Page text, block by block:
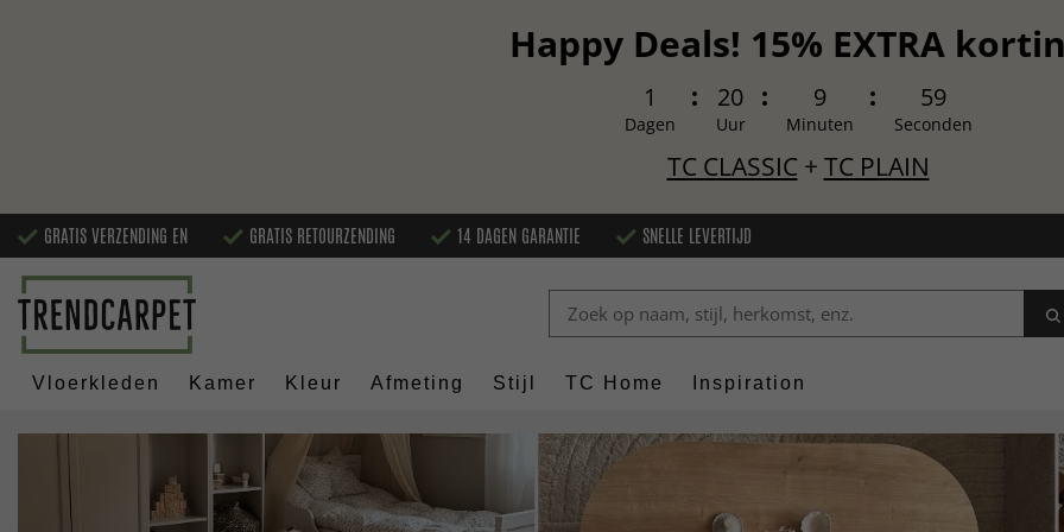
Happy Deals! 15% EXTRA
1
Dagen
20
Uur
9
Minuten
57
Seconden
TC CLASSIC+ TC PLAIN
GRATIS VERZENDING EN GRATIS RETOURZENDING 14 DAGEN GARANTIE SNELLE LEVERTIJD
Vloerkleden Kamer Kleur Afmeting Stijl TC Home Inspiration